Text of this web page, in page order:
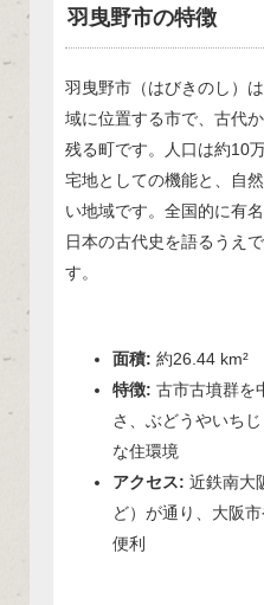
羽曳野市の特徴
羽曳野市（はびきのし）
域に位置する市で、古代
残る町です。人口は約10
宅地としての機能と、自
い地域です。全国的に有
日本の古代史を語るうえ
す。
面積: 約26.44 km²
特徴: 古市古墳群を
さ、ぶどうやいち
な住環境
アクセス: 近鉄南大
ど）が通り、大阪
便利